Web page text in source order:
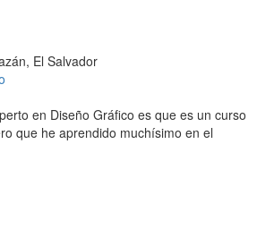
El Salvador
en Diseño Gráfico es que es un curso
que he aprendido muchísimo en el